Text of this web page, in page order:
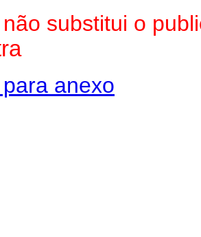
substitui o
anexo